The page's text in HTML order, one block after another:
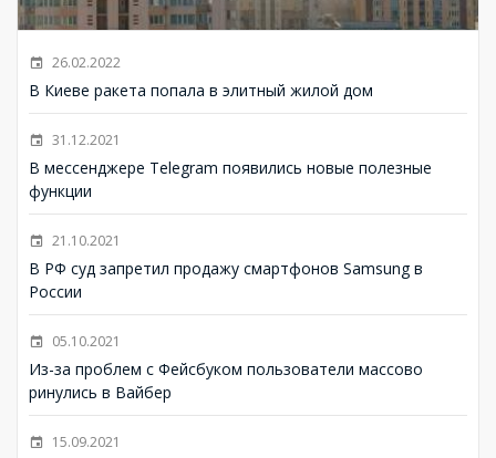
26.02.2022
В Киеве ракета попала в элитный жилой дом
31.12.2021
В мессенджере Telegram появились новые полезные
функции
21.10.2021
В РФ суд запретил продажу смартфонов Samsung в
России
05.10.2021
Из-за проблем с Фейсбуком пользователи массово
ринулись в Вайбер
15.09.2021